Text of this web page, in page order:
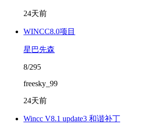
24天前
WINCC8.0项目
星巴先森
8/295
freesky_99
24天前
Wincc V8.1 update3 和谐补丁